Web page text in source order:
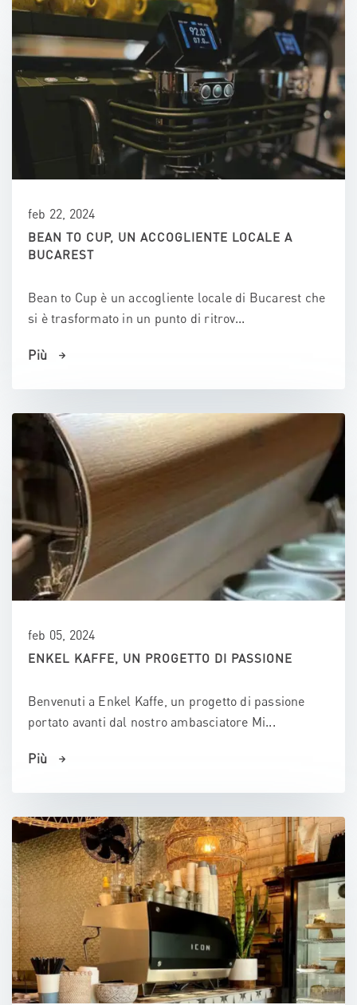
feb 22, 2024
BEAN TO CUP, UN ACCOGLIENTE LOCALE A
BUCAREST
Bean to Cup è un accogliente locale di Bucarest che
si è trasformato in un punto di ritrov...
Più
feb 05, 2024
ENKEL KAFFE, UN PROGETTO DI PASSIONE
Benvenuti a Enkel Kaffe, un progetto di passione
portato avanti dal nostro ambasciatore Mi...
Più